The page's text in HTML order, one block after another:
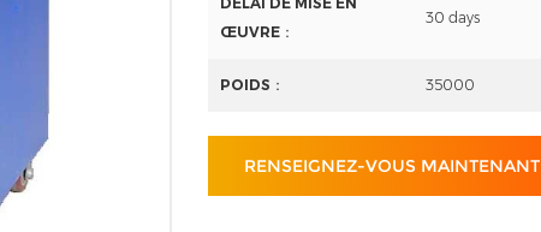
ŒUVRE：
30 days
POIDS： 35000
RENSEIGNEZ-VOUS MAINTENANT